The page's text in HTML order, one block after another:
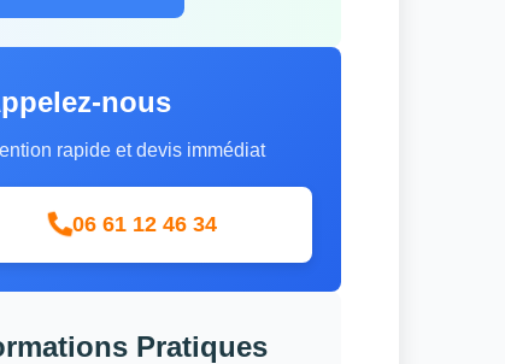
nous
rapide et devis immédiat
06 61 12 46 34
Pratiques